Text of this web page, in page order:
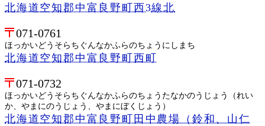
北海道空知郡中富良野町西3線北
071-0761
ほっかいどうそらちぐんなかふらのちょうにしまち
北海道空知郡中富良野町西町
071-0732
ほっかいどうそらちぐんなかふらのちょうたなかのうじょう（れい
か、やまにのうじょう、やまにぼくじょう）
北海道空知郡中富良野町田中農場（鈴和、山仁